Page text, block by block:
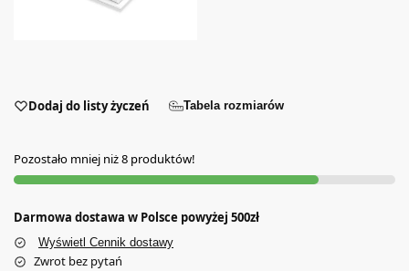
Dodaj do listy życzeń Tabela rozmiarów
Pozostało mniej niż 8 produktów!
Darmowa dostawa w Polsce powyżej 500zł
Wyświetl Cennik dostawy
Zwrot bez pytań